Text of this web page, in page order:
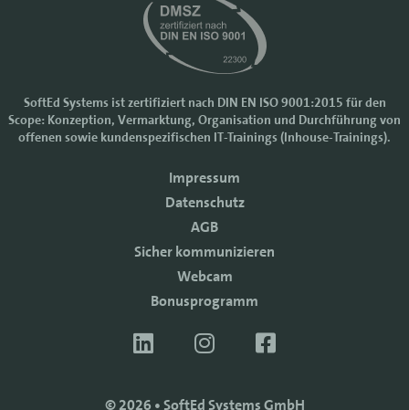
SoftEd Systems ist zertifiziert nach DIN EN ISO 9001:2015 für den
Scope: Konzeption, Vermarktung, Organisation und Durchführung von
offenen sowie kundenspezifischen IT-Trainings (Inhouse-Trainings).
© 2026 • SoftEd Systems GmbH
Impressum
Datenschutz
AGB
Sicher kommunizieren
Webcam
Bonusprogramm
Cookie-Einstellungen
verbessern. Manche Cookies sind notwendig, damit unsere Website
funktioniert. Mit anderen Cookies können wir die Zugriffe auf die
Mit einem Klick auf "Zustimmen" akzeptieren sie diese Verarbeitung
und auch die Weitergabe Ihrer Daten an Drittanbieter. Die Daten
werden für Analysen genutzt. Weitere Informationen, auch zur
Sie können die Verwendung von Cookies